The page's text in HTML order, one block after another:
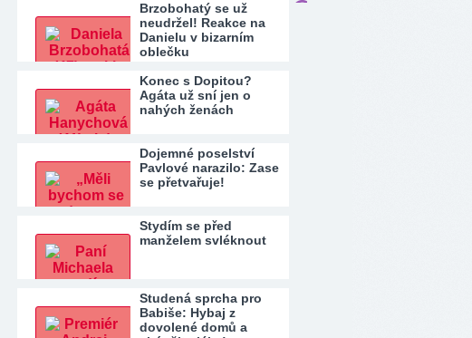
Brzobohatý se už
neudržel! Reakce na
Danielu v bizarním
oblečku
Konec s Dopitou?
Agáta už sní jen o
nahých ženách
Dojemné poselství
Pavlové narazilo: Zase
se přetvařuje!
Stydím se před
manželem svléknout
Studená sprcha pro
Babiše: Hybaj z
dovolené domů a